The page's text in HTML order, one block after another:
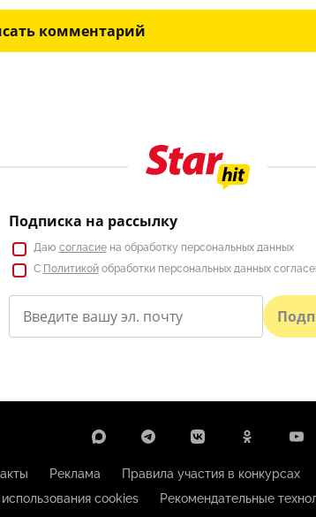
комментарий
Подписка на рассылку
Даю согласиена обработку персональных данных
С Политикойобработки персональных данных
Реклама Правила участия в конкурсах
cookies
Рекомендательные